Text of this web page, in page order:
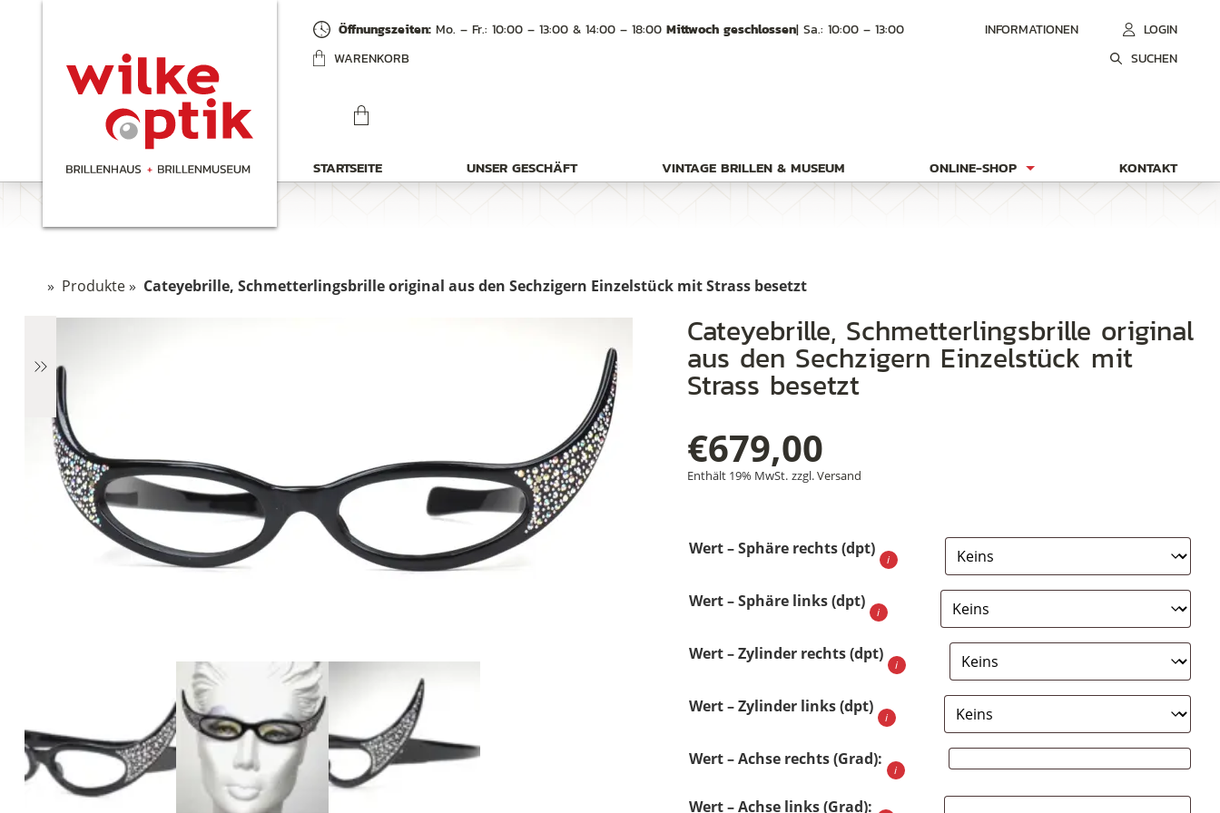
Öffnungszeiten:Mo. – Fr.: 10:00 – 13:00 & 14:00 – 18:00 Mittwoch geschlossen| Sa.: 10:00 – 13:00 INFORMATIONEN
LOGIN
WARENKORB
SUCHEN
STARTSEITE UNSER GESCHÄFT VINTAGE BRILLEN & MUSEUM ONLINE-SHOP KONTAKT
» Produkte» Cateyebrille, Schmetterlingsbrille original aus den Sechzigern Einzelstück mit Strass besetzt
Cateyebrille, Schmetterlingsbrille original
aus den Sechzigern Einzelstück mit
Strass besetzt
€679,00
Enthält 19% MwSt. zzgl.Versand
Wert – Sphäre rechts (dpt)
Wert – Sphäre links (dpt)
Wert – Zylinder rechts (dpt)
Wert – Zylinder links (dpt)
Wert – Achse rechts (Grad):
Wert – Achse links (Grad):